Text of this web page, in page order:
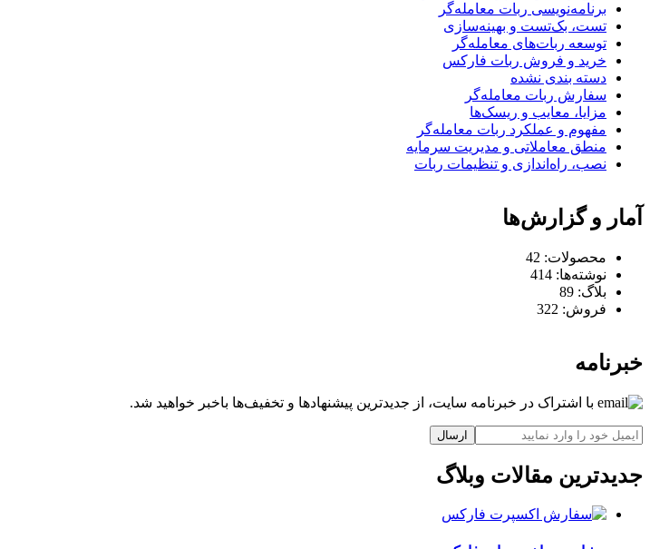
برنامه‌نویسی ربات معامله‌گر
تست، بک‌تست و بهینه‌سازی
توسعه ربات‌های معامله‌گر
خرید و فروش ربات فارکس
دسته بندی نشده
سفارش ربات معامله‌گر
مزایا، معایب و ریسک‌ها
مفهوم و عملکرد ربات معامله‌گر
منطق معاملاتی و مدیریت سرمایه
نصب، راه‌اندازی و تنظیمات ربات
آمار و گزارش‌ها
محصولات: 42
نوشته‌ها: 414
بلاگ: 89
فروش: 322
خبرنامه
با اشتراک در خبرنامه سایت، از جدیدترین پیشنهادها و تخفیف‌ها باخبر خواهید شد.
ارسال
جدیدترین مقالات وبلاگ